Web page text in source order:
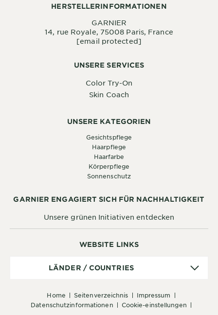
WEBSITE LINKS
home seitenverzeichnis
impressum
datenschutzinformationen
cookie-einstellungen
LÄNDER / COUNTRIES
UNSERE SERVICES
Color Try-On
Skin Coach
UNSERE KATEGORIEN
Gesichtspflege
Haarpflege
Haarfarbe
Körperpflege
Sonnenschutz
GARNIER ENGAGIERT SICH FÜR NACHHALTIGKEIT
Unsere grünen Initiativen entdecken
HERSTELLERINFORMATIONEN
GARNIER
14, rue Royale, 75008 Paris, France
[email protected]